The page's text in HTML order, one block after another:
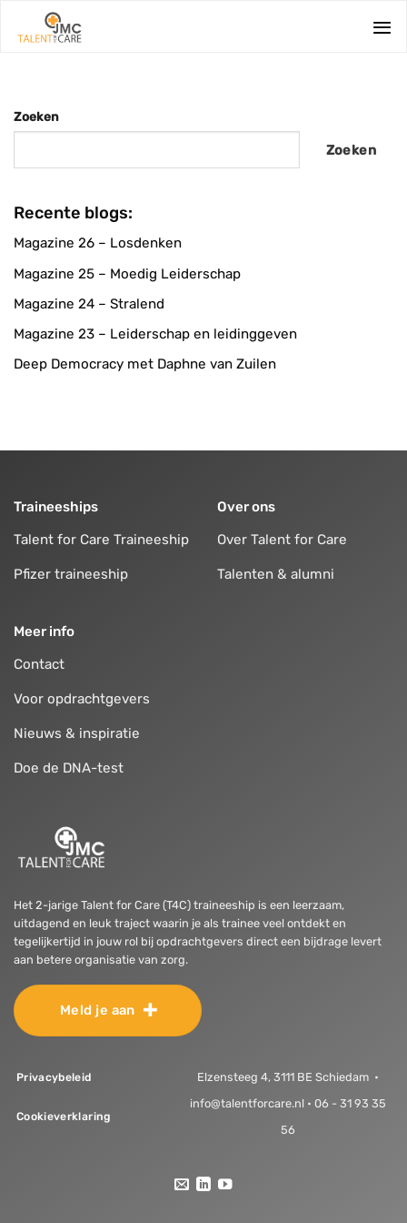
naar
Zoeken
Zoeken
Recente blogs:
Magazine 26 – Losdenken
Magazine 25 – Moedig Leiderschap
Magazine 24 – Stralend
Magazine 23 – Leiderschap en leidinggeven
Deep Democracy met Daphne van Zuilen
Het 2-jarige Talent for Care (T4C) traineeship is een leerzaam,
uitdagend en leuk traject waarin je als trainee veel ontdekt en
tegelijkertijd in jouw rol bij opdrachtgevers direct een bijdrage levert
aan betere organisatie van zorg.
Meld je aan
Traineeships
Talent for Care Traineeship
Pfizer traineeship
Over ons
Over Talent for Care
Talenten & alumni
Meer info
Contact
Voor opdrachtgevers
Nieuws & inspiratie
Doe de DNA-test
Privacybeleid
Cookieverklaring
Elzensteeg 4, 3111 BE Schiedam •
info@talentforcare.nl • 06 - 31 93 35
56